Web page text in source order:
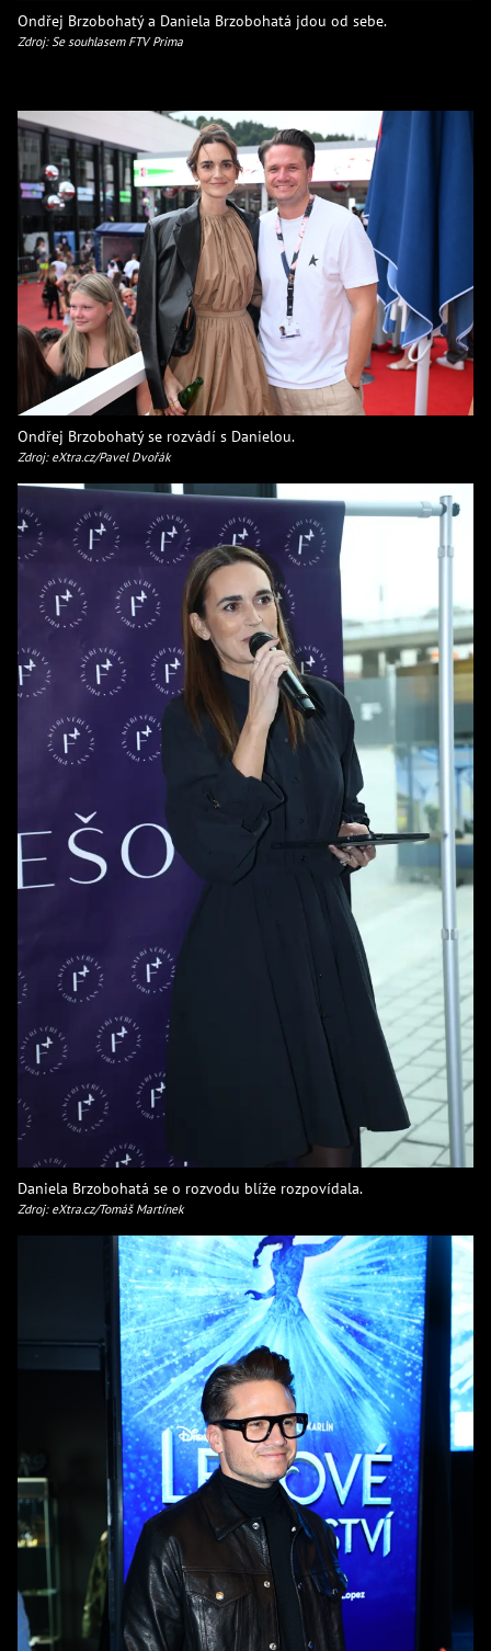
Ondřej Brzobohatý a Daniela Brzobohatá jdou od sebe.
Zdroj: Se souhlasem FTV Prima
Ondřej Brzobohatý se rozvádí s Danielou.
Zdroj: eXtra.cz/Pavel Dvořák
Daniela Brzobohatá se o rozvodu blíže rozpovídala.
Zdroj: eXtra.cz/Tomáš Martínek